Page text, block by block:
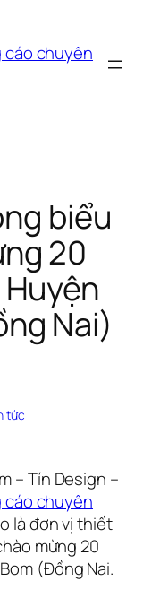
cáo chuyên
biểu
20
Nai)
tức
– Tín Design –
cáo chuyên
là đơn vị thiết
mừng 20
(Đồng Nai.